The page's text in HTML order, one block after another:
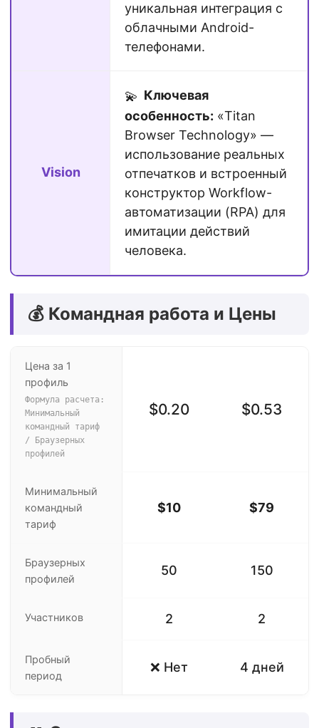
уникальная интеграция с
облачными Android-
телефонами.
Vision
💫 Ключевая
особенность: «Titan
Browser Technology» —
использование реальных
отпечатков и встроенный
конструктор Workflow-
автоматизации (RPA) для
имитации действий
человека.
💰 Командная работа и Цены
Цена за 1
профиль
Формула расчета:
Минимальный
командный тариф
/ Браузерных
профилей
$0.20 $0.53
Минимальный
командный
тариф
$10 $79
Браузерных
профилей
50 150
Участников 2 2
Пробный
период
❌ Нет 4 дней